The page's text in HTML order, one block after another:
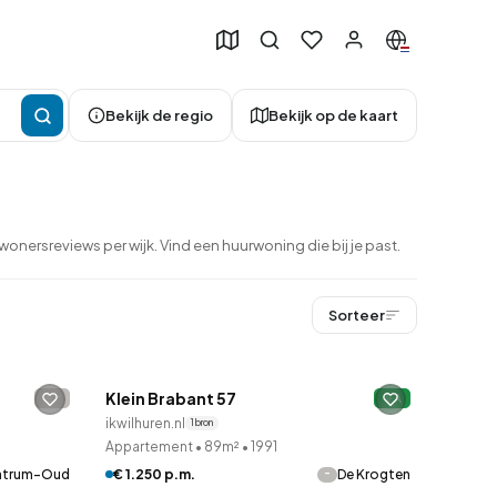
Bekijk de regio Bekijk op de kaart
per wijk. Vind een huurwoning die bij je past.
Sorteer
-
Oud
Klein Brabant 57 A
ikwilhuren.nl 1 bron
Appartement • 89m² • 1991
€ 1.250 p.m.
- De Krogten